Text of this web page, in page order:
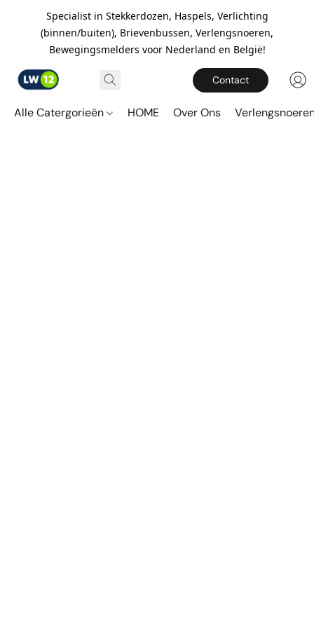
Specialist in Stekkerdozen, Haspels, Verlichting
(binnen/buiten), Brievenbussen, Verlengsnoeren,
Bewegingsmelders voor Nederland en België!
Contact
Alle Catergorieën HOME Over Ons